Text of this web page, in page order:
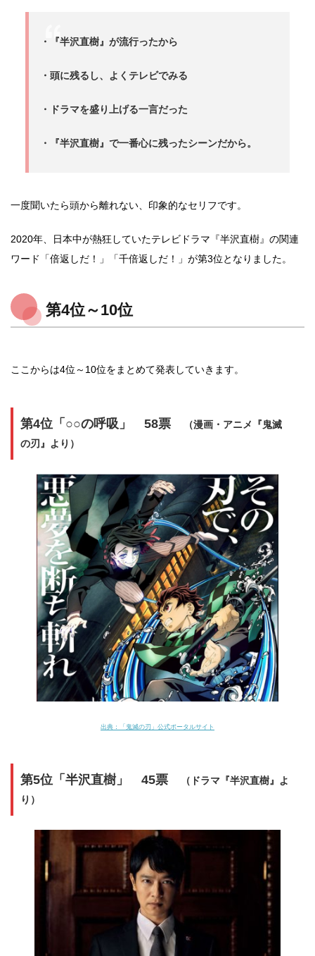
・『半沢直樹』が流行ったから
・頭に残るし、よくテレビでみる
・ドラマを盛り上げる一言だった
・『半沢直樹』で一番心に残ったシーンだから。
一度聞いたら頭から離れない、印象的なセリフです。
2020年、日本中が熱狂していたテレビドラマ『半沢直樹』の関連
ワード「倍返しだ！」「千倍返しだ！」が第3位となりました。
第4位～10位
ここからは4位～10位をまとめて発表していきます。
第4位「○○の呼吸」 58票
（漫画・アニメ『鬼滅
の刃』より）
出典：「 鬼滅の刃」公式ポータルサイト
第5位「半沢直樹」 45票
（ドラマ『半沢直樹』よ
り）